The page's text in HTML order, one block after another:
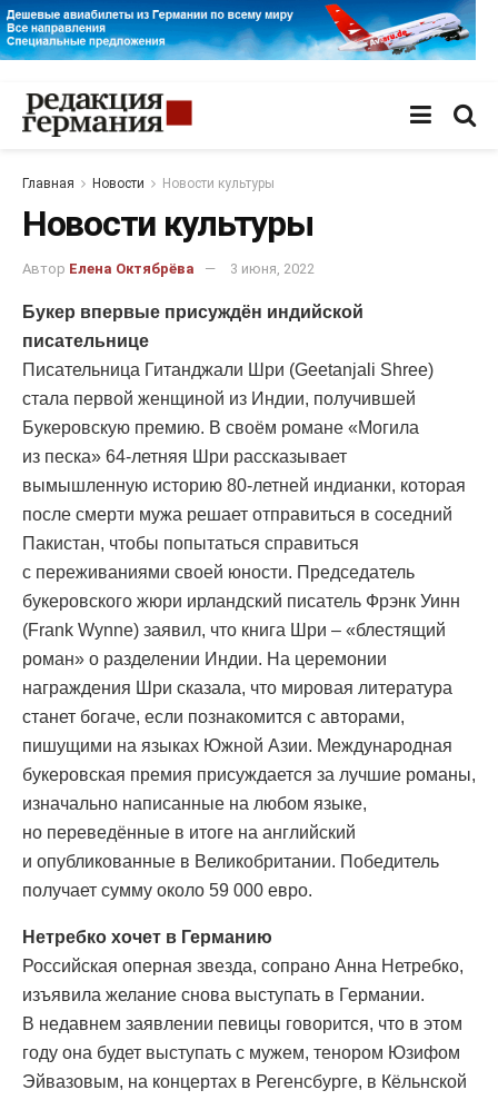
Главная Новости Новости культуры
Новости культуры
Автор Елена Октябрёва 3 июня, 2022
Букер впервые присуждён индийской
писательнице
Писательница Гитанджали Шри (Geetanjali Shree)
стала первой женщиной из Индии, получившей
Букеровскую премию. В своём романе «Могила
из песка» 64-летняя Шри рассказывает
вымышленную историю 80-летней индианки, которая
после смерти мужа решает отправиться в соседний
Пакистан, чтобы попытаться справиться
с переживаниями своей юности. Председатель
букеровского жюри ирландский писатель Фрэнк Уинн
(Frank Wynne) заявил, что книга Шри – «блестящий
роман» о разделении Индии. На церемонии
награждения Шри сказала, что мировая литература
станет богаче, если познакомится с авторами,
пишущими на языках Южной Азии. Международная
букеровская премия присуждается за лучшие романы,
изначально написанные на любом языке,
но переведённые в итоге на английский
и опубликованные в Великобритании. Победитель
получает сумму около 59 000 евро.
Нетребко хочет в Германию
Российская оперная звезда, сопрано Анна Нетребко,
изъявила желание снова выступать в Германии.
В недавнем заявлении певицы говорится, что в этом
году она будет выступать с мужем, тенором Юзифом
Эйвазовым, на концертах в Регенсбурге, в Кёльнской